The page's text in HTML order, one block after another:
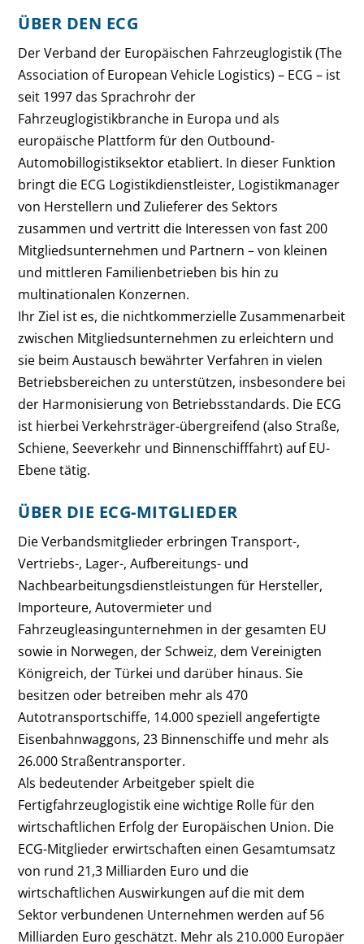
ÜBER DEN ECG
Der Verband der Europäischen Fahrzeuglogistik (The
Association of European Vehicle Logistics) – ECG – ist
seit 1997 das Sprachrohr der
Fahrzeuglogistikbranche in Europa und als
europäische Plattform für den Outbound-
Automobillogistiksektor etabliert. In dieser Funktion
bringt die ECG Logistikdienstleister, Logistikmanager
von Herstellern und Zulieferer des Sektors
zusammen und vertritt die Interessen von fast 200
Mitgliedsunternehmen und Partnern – von kleinen
und mittleren Familienbetrieben bis hin zu
multinationalen Konzernen.
Ihr Ziel ist es, die nichtkommerzielle Zusammenarbeit
zwischen Mitgliedsunternehmen zu erleichtern und
sie beim Austausch bewährter Verfahren in vielen
Betriebsbereichen zu unterstützen, insbesondere bei
der Harmonisierung von Betriebsstandards. Die ECG
ist hierbei Verkehrsträger-übergreifend (also Straße,
Schiene, Seeverkehr und Binnenschifffahrt) auf EU-
Ebene tätig.
ÜBER DIE ECG-MITGLIEDER
Die Verbandsmitglieder erbringen Transport-,
Vertriebs-, Lager-, Aufbereitungs- und
Nachbearbeitungsdienstleistungen für Hersteller,
Importeure, Autovermieter und
Fahrzeugleasingunternehmen in der gesamten EU
sowie in Norwegen, der Schweiz, dem Vereinigten
Königreich, der Türkei und darüber hinaus. Sie
besitzen oder betreiben mehr als 470
Autotransportschiffe, 14.000 speziell angefertigte
Eisenbahnwaggons, 23 Binnenschiffe und mehr als
26.000 Straßentransporter.
Als bedeutender Arbeitgeber spielt die
Fertigfahrzeuglogistik eine wichtige Rolle für den
wirtschaftlichen Erfolg der Europäischen Union. Die
ECG-Mitglieder erwirtschaften einen Gesamtumsatz
von rund 21,3 Milliarden Euro und die
wirtschaftlichen Auswirkungen auf die mit dem
Sektor verbundenen Unternehmen werden auf 56
Milliarden Euro geschätzt. Mehr als 210.000 Europäer